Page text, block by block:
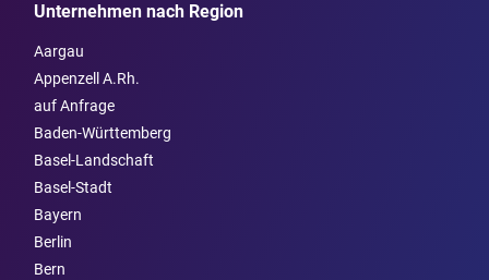
Unternehmen nach Region
Aargau
Appenzell A.Rh.
auf Anfrage
Baden-Württemberg
Basel-Landschaft
Basel-Stadt
Bayern
Berlin
Bern